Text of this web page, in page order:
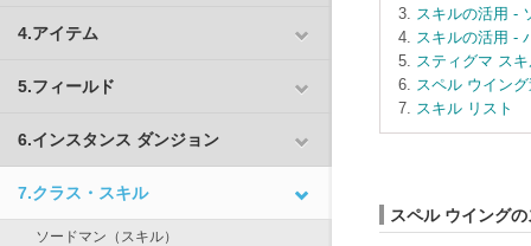
4.アイテム
5.フィールド
6.インスタンス ダンジョン
7.クラス・スキル
ソードマン （ スキル）
スキルの活用 -
スキルの活用 -
スティグマ ス
スペル ウイン
スキル リスト
スペル ウイング